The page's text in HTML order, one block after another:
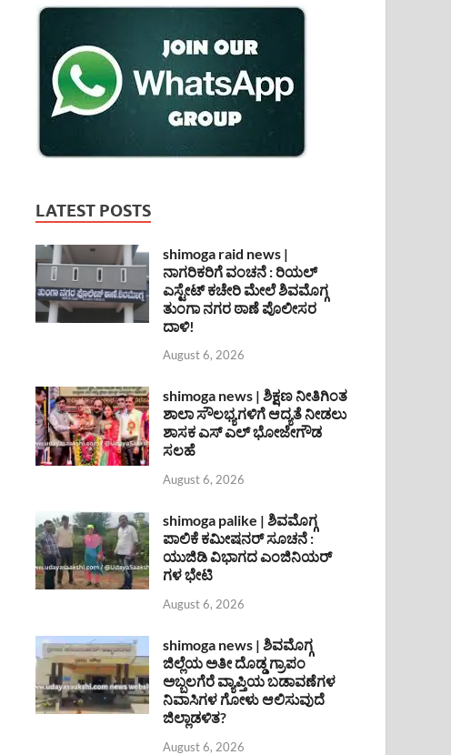
LATEST POSTS
shimoga raid news |
ನಾಗರಿಕರಿಗೆ ವಂಚನೆ : ರಿಯಲ್
ಎಸ್ಟೇಟ್ ಕಚೇರಿ ಮೇಲೆ ಶಿವಮೊಗ್ಗ
ತುಂಗಾ ನಗರ ಠಾಣೆ ಪೊಲೀಸರ
ದಾಳಿ!
August 6, 2026
shimoga news | ಶಿಕ್ಷಣ ನೀತಿಗಿಂತ
ಶಾಲಾ ಸೌಲಭ್ಯಗಳಿಗೆ ಆದ್ಯತೆ ನೀಡಲು
ಶಾಸಕ ಎಸ್ ಎಲ್ ಭೋಜೇಗೌಡ
ಸಲಹೆ
August 6, 2026
shimoga palike | ಶಿವಮೊಗ್ಗ
ಪಾಲಿಕೆ ಕಮೀಷನರ್ ಸೂಚನೆ :
ಯುಜಿಡಿ ವಿಭಾಗದ ಎಂಜಿನಿಯರ್
ಗಳ ಭೇಟಿ
August 6, 2026
shimoga news | ಶಿವಮೊಗ್ಗ
ಜಿಲ್ಲೆಯ ಅತೀ ದೊಡ್ಡ ಗ್ರಾಪಂ
ಅಬ್ಬಲಗೆರೆ ವ್ಯಾಪ್ತಿಯ ಬಡಾವಣೆಗಳ
ನಿವಾಸಿಗಳ ಗೋಳು ಆಲಿಸುವುದೆ
ಜಿಲ್ಲಾಡಳಿತ?
August 6, 2026